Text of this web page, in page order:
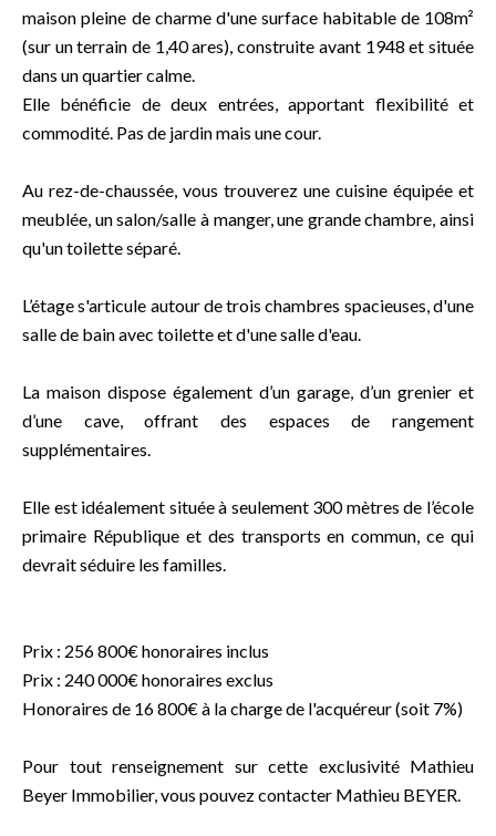
maison pleine de charme d'une surface habitable de 108m²
(sur un terrain de 1,40 ares), construite avant 1948 et située
dans un quartier calme.
Elle bénéficie de deux entrées, apportant flexibilité et
commodité. Pas de jardin mais une cour.
Au rez-de-chaussée, vous trouverez une cuisine équipée et
meublée, un salon/salle à manger, une grande chambre, ainsi
qu'un toilette séparé.
L’étage s'articule autour de trois chambres spacieuses, d'une
salle de bain avec toilette et d'une salle d'eau.
La maison dispose également d’un garage, d’un grenier et
d’une cave, offrant des espaces de rangement
supplémentaires.
Elle est idéalement située à seulement 300 mètres de l’école
primaire République et des transports en commun, ce qui
devrait séduire les familles.
Prix : 256 800€ honoraires inclus
Prix : 240 000€ honoraires exclus
Honoraires de 16 800€ à la charge de l'acquéreur (soit 7%)
Pour tout renseignement sur cette exclusivité Mathieu
Beyer Immobilier, vous pouvez contacter Mathieu BEYER.